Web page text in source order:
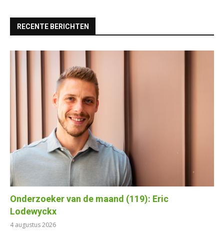
RECENTE BERICHTEN
Onderzoeker van de maand (119): Eric
Lodewyckx
4 augustus 2026